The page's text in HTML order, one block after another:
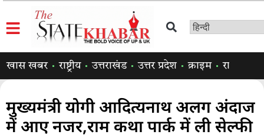
खास खबर राष्ट्रीय उत्तराखंड उत्तर प्रदेश क्राइम राजनीति
मुख्यमंत्री योगी आदित्यनाथ अलग अंदाज
में आए नजर,राम कथा पार्क में ली सेल्फी